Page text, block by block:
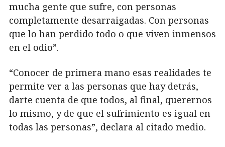
mucha gente que sufre, con personas
completamente desarraigadas. Con personas
que lo han perdido todo o que viven inmensos
en el odio”.
“Conocer de primera mano esas realidades te
permite ver a las personas que hay detrás,
darte cuenta de que todos, al final, querernos
lo mismo, y de que el sufrimiento es igual en
todas las personas”, declara al citado medio.